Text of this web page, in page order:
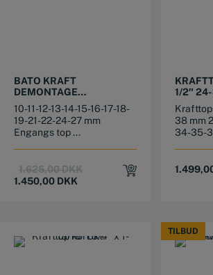
BATO KRAFT
DEMONTAGE
TWISTTOPSÆT 1/2″
10-11-12-13-14-15-16-17-18-
19-21-22-24-27 mm
Engangs top ...
1.625,00DKKOriginal
1.450,00 DKK
Current
1/2″
38 mm
34-35-
TILBUD
TILBUD